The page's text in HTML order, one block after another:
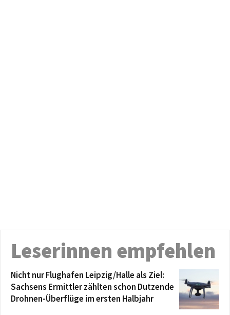
Leserinnen empfehlen
Nicht nur Flughafen Leipzig/Halle als Ziel:
Sachsens Ermittler zählten schon Dutzende
Drohnen-Überflüge im ersten Halbjahr